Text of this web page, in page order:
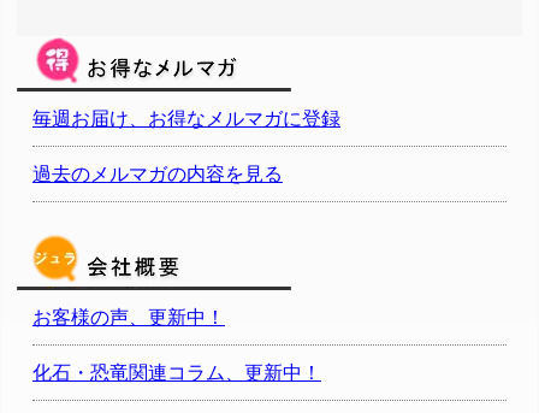
毎週お届け、お得なメルマガに登録
過去のメルマガの内容を見る
お客様の声、更新中！
化石・恐竜関連コラム、更新中！